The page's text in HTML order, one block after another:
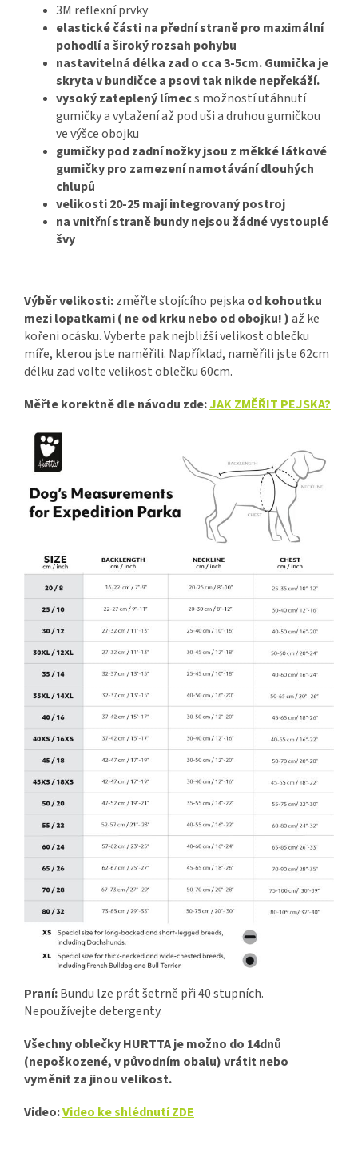
3M reflexní prvky
elastické části na přední straně pro maximální
pohodlí a široký rozsah pohybu
nastavitelná délka zad o cca 3-5cm. Gumička je
skryta v bundičce a psovi tak nikde nepřekáží.
vysoký zateplený límecs možností utáhnutí
gumičky a vytažení až pod uši a druhou gumičkou
ve výšce obojku
gumičky pod zadní nožky jsou z měkké látkové
gumičky pro zamezení namotávání dlouhých
chlupů
velikosti 20-25 mají integrovaný postroj
na vnitřní straně bundy nejsou žádné vystouplé
švy
Výběr velikosti:změřte stojícího pejska od kohoutku
mezi lopatkami ( ne od krku nebo od obojku! )až ke
kořeni ocásku. Vyberte pak nejbližší velikost oblečku
míře, kterou jste naměřili. Například, naměřili jste 62cm
délku zad volte velikost oblečku 60cm.
Měřte korektně dle návodu zde:JAK ZMĚŘIT PEJSKA?
Praní:Bundu lze prát šetrně při 40 stupních.
Nepoužívejte detergenty.
Všechny oblečky HURTTA je možno do 14dnů
(nepoškozené, v původním obalu) vrátit nebo
vyměnit za jinou velikost.
Video:Video ke shlédnutí ZDE